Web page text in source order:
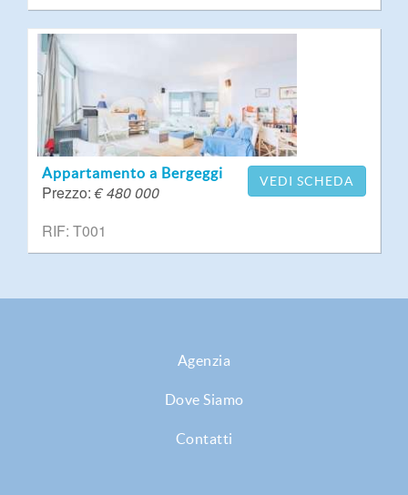
Appartamento a Bergeggi VEDI SCHEDA
Prezzo:€ 480 000
RIF: T001
Agenzia
Dove Siamo
Contatti